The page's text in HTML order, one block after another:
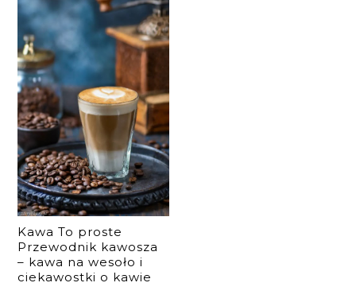
Kawa To proste
Przewodnik kawosza
– kawa na wesoło i
ciekawostki o kawie